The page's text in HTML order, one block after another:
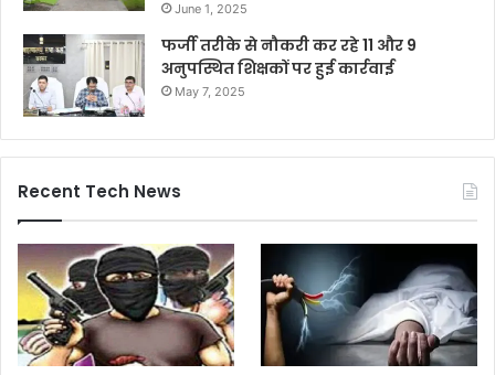
June 1, 2025
फर्जी तरीके से नौकरी कर रहे 11 और 9
अनुपस्थित शिक्षकों पर हुई कार्रवाई
May 7, 2025
Recent Tech News